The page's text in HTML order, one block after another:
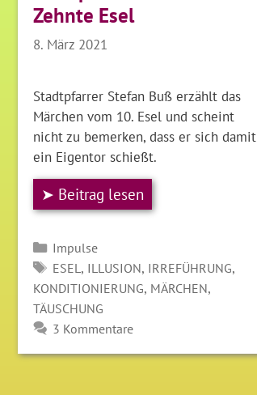
Zehnte Esel
8. März 2021
Stadtpfarrer Stefan Buß erzählt das
Märchen vom 10. Esel und scheint
nicht zu bemerken, dass er sich damit
ein Eigentor schießt.
➤ Beitrag lesen
Kategorien
Impulse
SCHLAGWÖRTER
ESEL, ILLUSION, IRREFÜHRUNG,
KONDITIONIERUNG, MÄRCHEN,
TÄUSCHUNG
3 Kommentare